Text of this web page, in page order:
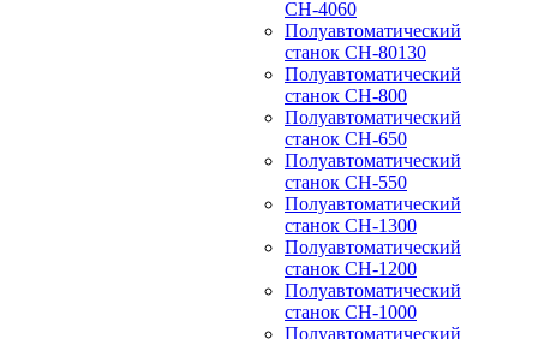
CH-4060
Полуавтоматический
станок CH-80130
Полуавтоматический
станок CH-800
Полуавтоматический
станок CH-650
Полуавтоматический
станок CH-550
Полуавтоматический
станок CH-1300
Полуавтоматический
станок CH-1200
Полуавтоматический
станок CH-1000
Полуавтоматический